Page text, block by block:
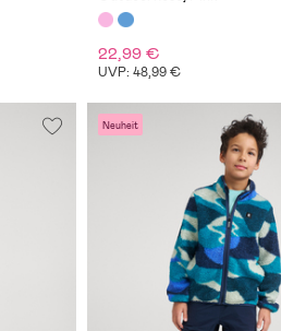
22,99 €
UVP: 48,99 €
Neuheit